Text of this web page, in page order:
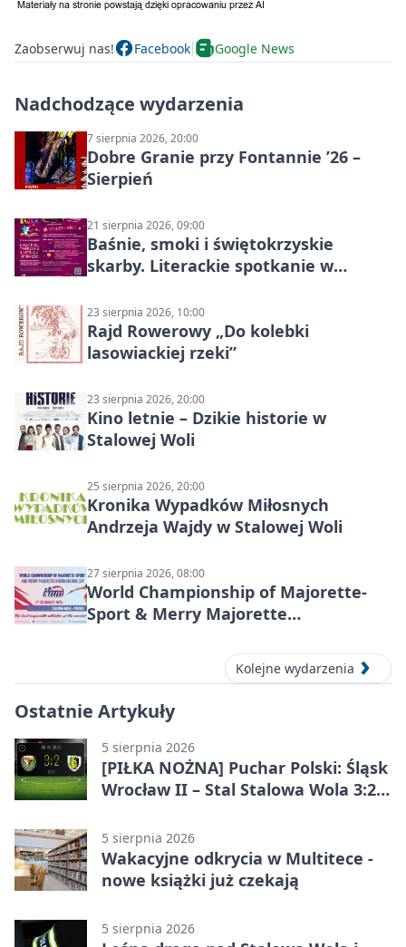
Zaobserwuj nas! Facebook Google News
Nadchodzące wydarzenia
7 sierpnia 2026, 20:00
Dobre Granie przy Fontannie ’26 –
Sierpień
21 sierpnia 2026, 09:00
Baśnie, smoki i świętokrzyskie
skarby. Literackie spotkanie w
23 sierpnia 2026, 10:00
Rajd Rowerowy „Do kolebki
lasowiackiej rzeki”
23 sierpnia 2026, 20:00
Kino letnie – Dzikie historie w
Stalowej Woli
25 sierpnia 2026, 20:00
Kronika Wypadków Miłosnych
Andrzeja Wajdy w Stalowej Woli
27 sierpnia 2026, 08:00
World Championship of Majorette-
Sport & Merry Majorette
Kolejne wydarzenia
Ostatnie Artykuły
5 sierpnia 2026
[PIŁKA NOŻNA] Puchar Polski: Śląsk
Wrocław II – Stal Stalowa Wola 3:2
5 sierpnia 2026
Wakacyjne odkrycia w Multitece -
nowe książki już czekają
5 sierpnia 2026